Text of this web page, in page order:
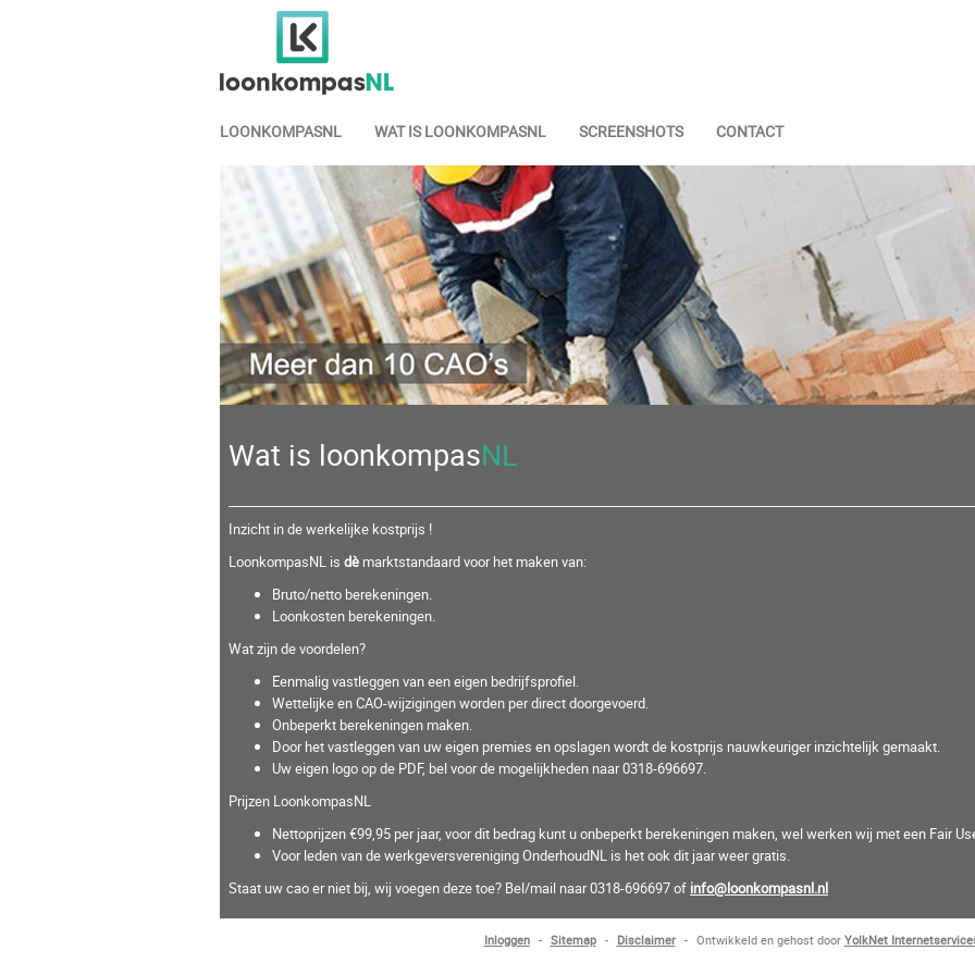
LOONKOMPASNL WAT IS LOONKOMPASNL SCREENSHOTS CONTACT
Wat is loonkompasNL
Inzicht in de werkelijke kostprijs !
LoonkompasNL is dè marktstandaard voor het maken van:
Bruto/netto berekeningen.
Loonkosten berekeningen.
Wat zijn de voordelen?
Eenmalig vastleggen van een eigen bedrijfsprofiel.
Wettelijke en CAO-wijzigingen worden per direct doorgevoerd.
Onbeperkt berekeningen maken.
Door het vastleggen van uw eigen premies en opslagen wordt de kostprijs nauwkeuriger inzichtelijk gemaakt.
Uw eigen logo op de PDF, bel voor de mogelijkheden naar 0318-696697.
Prijzen LoonkompasNL
Nettoprijzen €99,95 per jaar, voor dit bedrag kunt u onbeperkt berekeningen maken, wel werken wij met een Fair
Voor leden van de werkgeversvereniging OnderhoudNL is het ook dit jaar weer gratis.
Staat uw cao er niet bij, wij voegen deze toe? Bel/mail naar 0318-696697 of info@loonkompasnl.nl
Inloggen - Sitemap - Disclaimer - Ontwikkeld en gehost door YolkNet